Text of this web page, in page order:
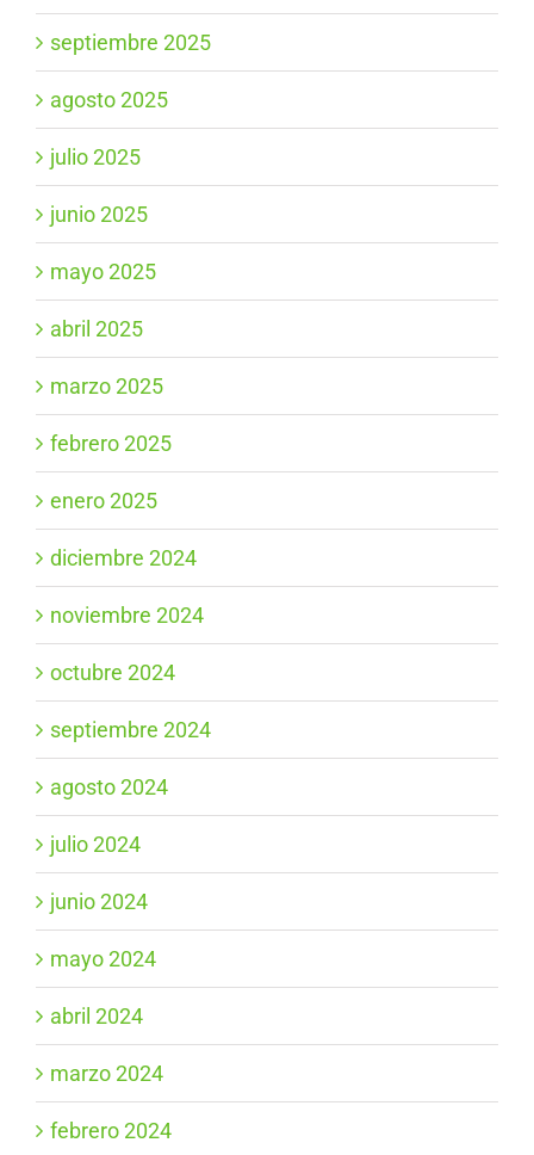
septiembre 2025
agosto 2025
julio 2025
junio 2025
mayo 2025
abril 2025
marzo 2025
febrero 2025
enero 2025
diciembre 2024
noviembre 2024
octubre 2024
septiembre 2024
agosto 2024
julio 2024
junio 2024
mayo 2024
abril 2024
marzo 2024
febrero 2024